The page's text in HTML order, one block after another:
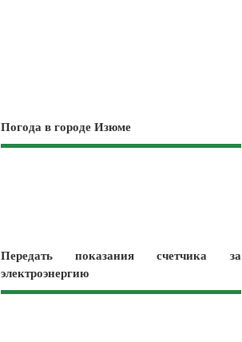
Погода в городе Изюме
Передать показания счетчика за
электроэнергию